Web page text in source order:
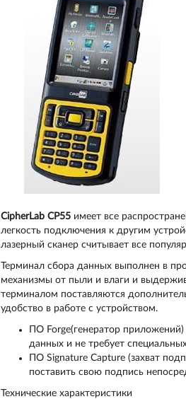
CipherLab CP55имеет все
легкость подключения к другим
лазерный сканер считывает все
Терминал сбора данных выполнен в
механизмы от пыли и влаги и
терминалом поставляются
удобство в работе с устройством.
ПО Forge(генератор
данных и не требует
ПО Signature Capture (захват
поставить свою подпись
Технические характеристики